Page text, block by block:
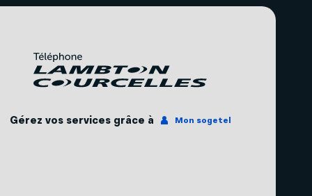
Gérez vos services grâce à Mon sogetel